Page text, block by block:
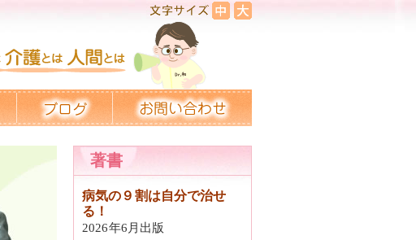
著書
病気の９割は自分で治せ
る！
2026年6月出版